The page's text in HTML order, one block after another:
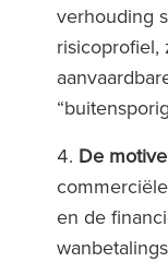
verhouding
risicoprofiel,
De
en de